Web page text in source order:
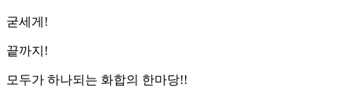
굳세게!
끝까지!
모두가 하나되는 화합의 한마당!!